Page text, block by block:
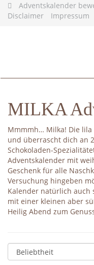
Skip
Adventskalender
Disclaimer
Impressum
MILKA
Mmmmh… Milka! Die
und überrascht dich an
Schokoladen-
Adventskalender mit
Geschenk für alle
Versuchung hingeben
Kalender natürlich auch
mit einer kleinen aber
Heilig Abend zum